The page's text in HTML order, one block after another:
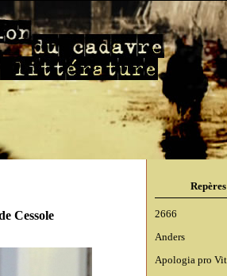
Repères
2666
Anders
Apologia pro
Cessole